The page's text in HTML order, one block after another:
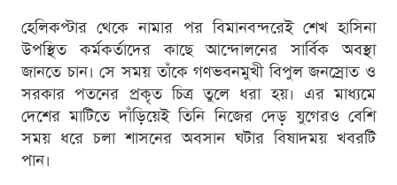
হেলিকপ্টার থেকে নামার পর বিমানবন্দরেই শেখ হাসিনা
উপস্থিত কর্মকর্তাদের কাছে আন্দোলনের সার্বিক অবস্থা
জানতে চান। সে সময় তাঁকে গণভবনমুখী বিপুল জনস্রোত ও
সরকার পতনের প্রকৃত চিত্র তুলে ধরা হয়। এর মাধ্যমে
দেশের মাটিতে দাঁড়িয়েই তিনি নিজের দেড় যুগেরও বেশি
সময় ধরে চলা শাসনের অবসান ঘটার বিষাদময় খবরটি
পান।